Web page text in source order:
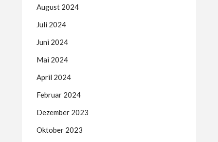
August 2024
Juli 2024
Juni 2024
Mai 2024
April 2024
Februar 2024
Dezember 2023
Oktober 2023